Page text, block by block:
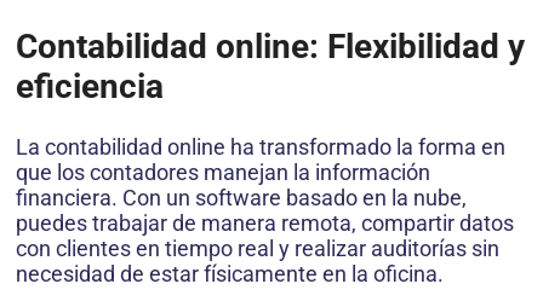
Contabilidad online: Flexibilidad y
eficiencia
La contabilidad online ha transformado la forma en
que los contadores manejan la información
financiera. Con un software basado en la nube,
puedes trabajar de manera remota, compartir datos
con clientes en tiempo real y realizar auditorías sin
necesidad de estar físicamente en la oficina.